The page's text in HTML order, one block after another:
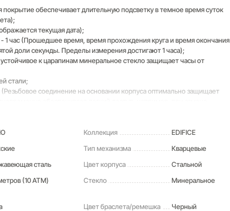
обеспечивает длительную подсветку в темное время суток
текущая дата);
1 час (Прошедшее время, время прохождения круга и время окончания
доли секунды. Пределы измерения достигают 1 часа);
к царапинам минеральное стекло защищает часы от
стали;
соединение на основании корпуса оптимально защищает
комфорт);
Коллекция
EDIFICE
Тип механизма
Кварцевые
сталь Цвет корпуса
Стальной
(10 ATM) Стекло
Минеральное
Цвет браслета/ремешка
Черный